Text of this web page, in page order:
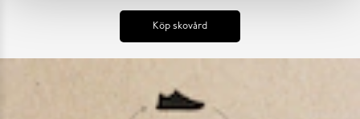
Köp skovård